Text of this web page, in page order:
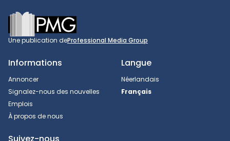
Footer
Une publication deProfessional Media Group
Informations
Annoncer
Signalez-nous des nouvelles
Emplois
À propos de nous
Langue
Néerlandais
Français